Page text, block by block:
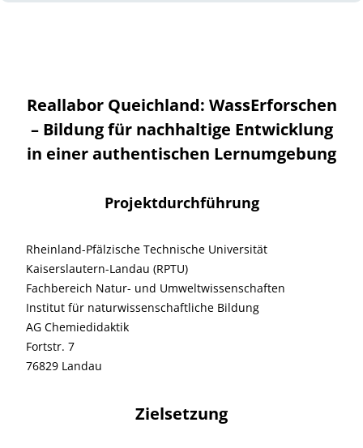
Reallabor Queichland: WassErforschen
– Bildung für nachhaltige Entwicklung
in einer authentischen Lernumgebung
Projektdurchführung
Rheinland-Pfälzische Technische Universität
Kaiserslautern-Landau (RPTU)
Fachbereich Natur- und Umweltwissenschaften
Institut für naturwissenschaftliche Bildung
AG Chemiedidaktik
Fortstr. 7
76829 Landau
Zielsetzung